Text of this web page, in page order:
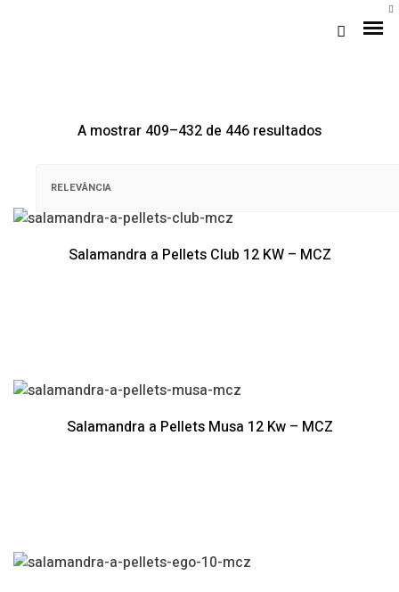
Pós-venda
A mostrar 409–432 de 446 resultadosOrdenado
Salamandra a Pellets Club 12 KW – MCZ
Salamandra a Pellets Musa 12 Kw – MCZ